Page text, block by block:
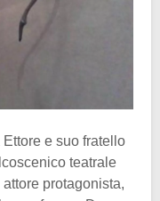
e suo fratello
teatrale
protagonista,